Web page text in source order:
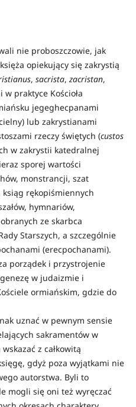
nie proboszczowie, jak
opiekujący się zakrystią
, sacrista,zacristan,
w praktyce Kościoła
jegeghecpanami
lub zakrystianami
rzeczy świętych (custos
w zakrystii katedralnej
sporej wartości
monstrancji, szat
rękopiśmiennych
hymnariów,
ze skarbca
Starszych, a szczególnie
(erecpochanami).
porządek i przystrojenie
w judaizmie i
ormiańskim, gdzie do
uznać w pewnym sensie
sakramentów w
z całkowitą
gdyż poza wyjątkami nie
autorstwa. Byli to
mogli się oni też wyręczać